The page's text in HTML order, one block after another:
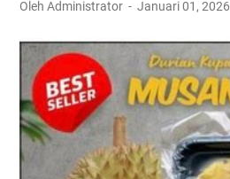
Oleh Administrator Januari 01, 2026